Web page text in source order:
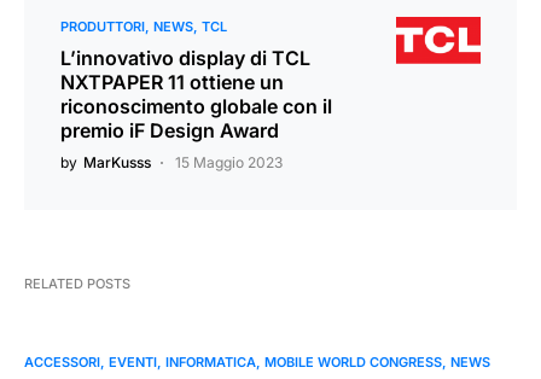
PRODUTTORI NEWS TCL
L’innovativo display di TCL
NXTPAPER 11 ottiene un
riconoscimento globale con il
premio iF Design Award
by MarKusss 15 Maggio 2023
RELATED POSTS
ACCESSORI EVENTI INFORMATICA MOBILE WORLD CONGRESS NEWS